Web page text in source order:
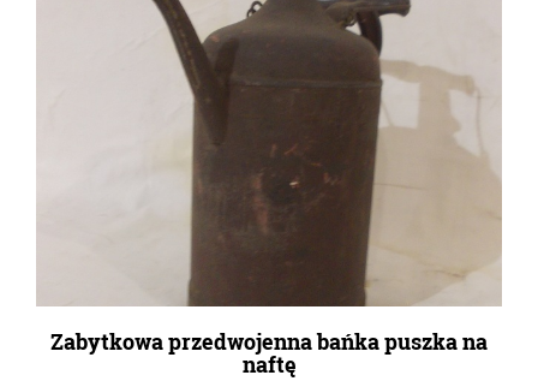
Zabytkowa przedwojenna bańka puszka na
naftę